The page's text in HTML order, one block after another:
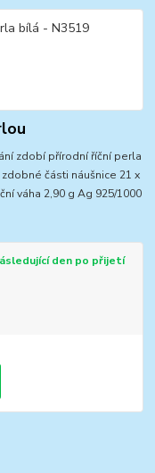
zdobí přírodní říční perla
části náušnice 21 x
váha 2,90 g Ag 925/1000
den po přijetí